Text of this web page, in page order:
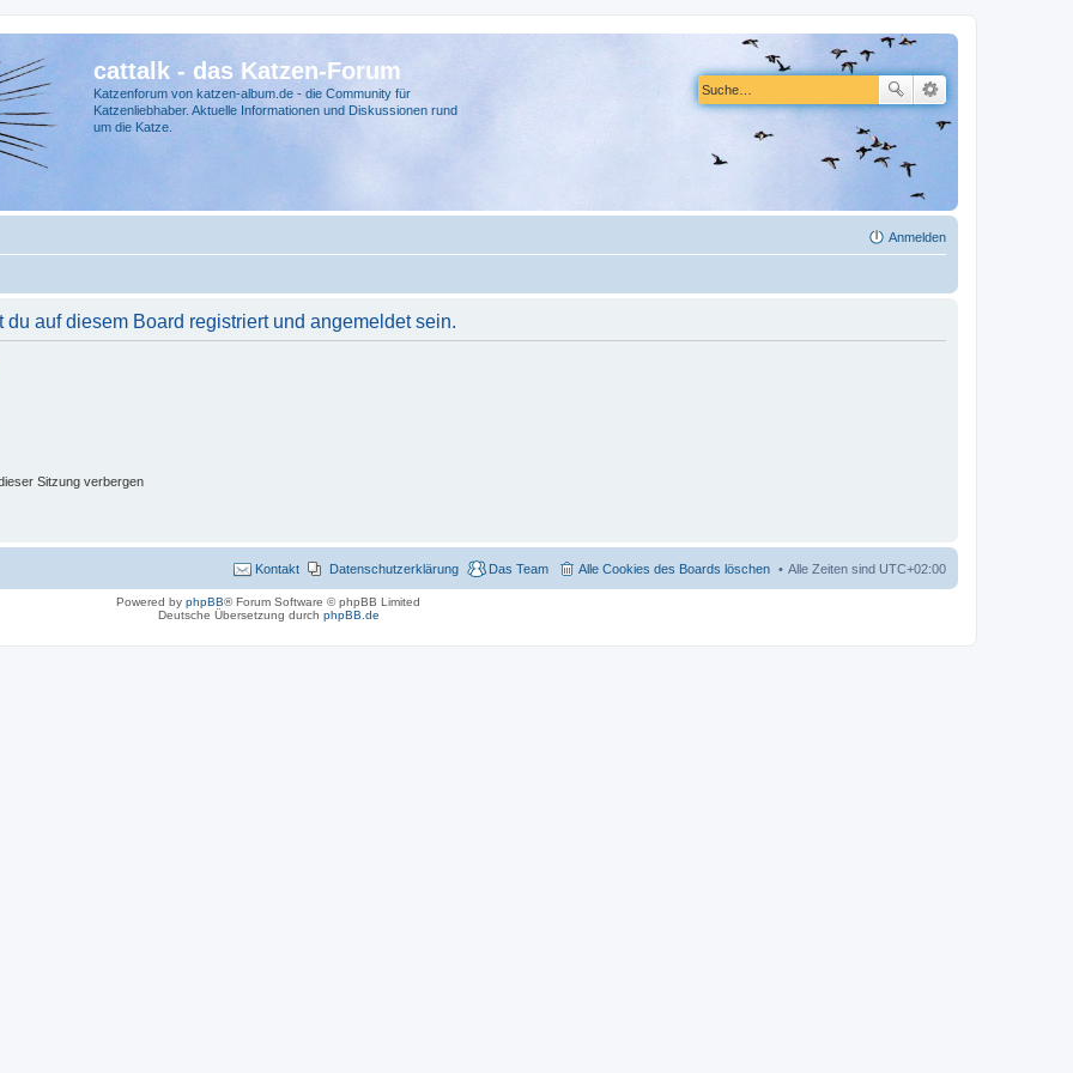
cattalk - das Katzen-Forum
Katzenforum von katzen-album.de - die Community für
Katzenliebhaber. Aktuelle Informationen und Diskussionen rund
um die Katze.
Anmelden
auf diesem Board registriert und angemeldet sein.
Sitzung verbergen
Alle Zeiten sind UTC+02:00
Alle Cookies des Boards löschen
Das Team
Datenschutzerklärung
Kontakt
Powered by phpBB® Forum Software © phpBB Limited
Deutsche Übersetzung durch phpBB.de